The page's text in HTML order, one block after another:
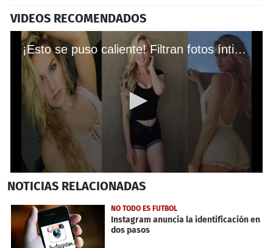
VIDEOS RECOMENDADOS
¡Esto se puso caliente! Filtran fotos íntimas de Paige Spiranac
seconds
1
minute,
NOTICIAS RELACIONADAS
NO TODO ES FUTBOL
Instagram anuncia la identificación en
dos pasos